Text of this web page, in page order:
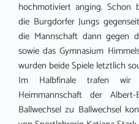
hochmotiviert anging. Schon
die Burgdorfer Jungs
die Mannschaft dann gegen
sowie das Gymnasium
wurden beide Spiele letztlich
Im Halbfinale trafen
Heimmannschaft der
Ballwechsel zu Ballwechsel